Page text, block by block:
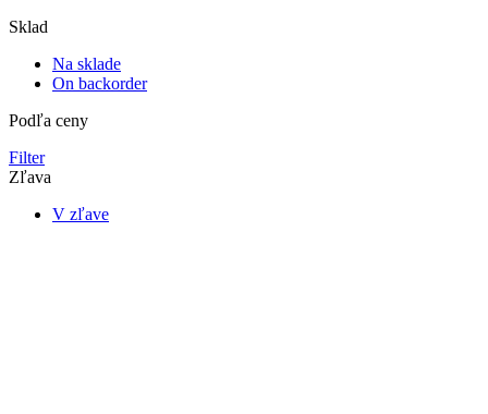
Sklad
Na sklade
On backorder
Podľa ceny
Filter
Zľava
V zľave